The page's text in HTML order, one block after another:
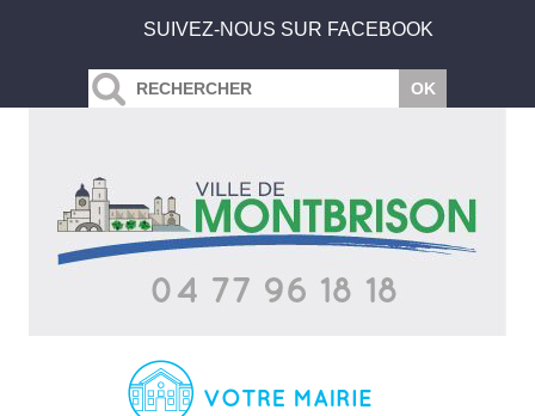
SUIVEZ-NOUS SUR FACEBOOK